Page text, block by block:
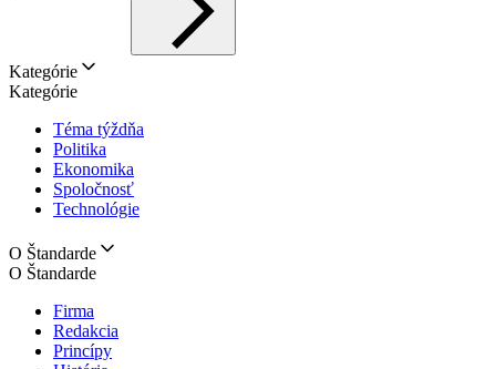
Kategórie
Kategórie
Téma týždňa
Politika
Ekonomika
Spoločnosť
Technológie
O Štandarde
O Štandarde
Firma
Redakcia
Princípy